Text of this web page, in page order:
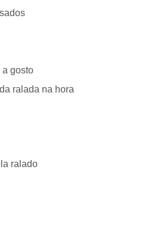
a gosto
ralada na hora
ralado